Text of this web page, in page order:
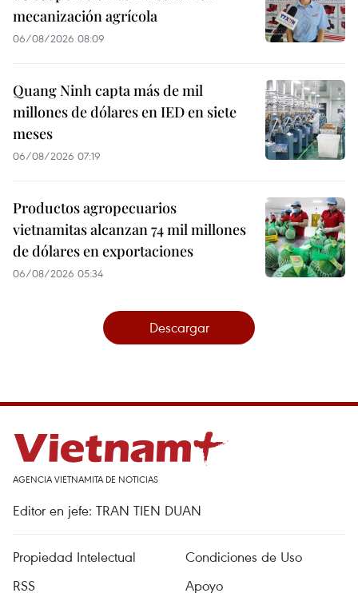
mecanización agrícola
06/08/2026 08:09
Quang Ninh capta más de mil
millones de dólares en IED en siete
meses
06/08/2026 07:19
Productos agropecuarios
vietnamitas alcanzan 74 mil millones
de dólares en exportaciones
06/08/2026 05:34
Descargar
AGENCIA VIETNAMITA DE NOTICIAS
Editor en jefe: TRAN TIEN DUAN
Propiedad Intelectual
Condiciones de Uso
RSS
Apoyo